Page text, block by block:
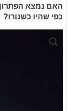
האם נמצא
כפי שהיו כשנורו?